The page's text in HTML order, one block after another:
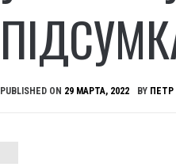
PUBLISHED ON 29 МАРТА, 2022 BY